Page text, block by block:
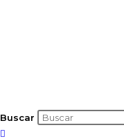
Buscar